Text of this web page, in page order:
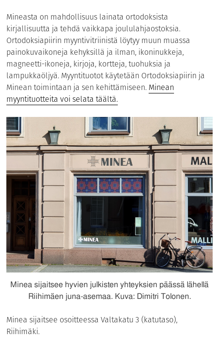
Mineasta on mahdollisuus lainata ortodoksista
kirjallisuutta ja tehdä vaikkapa joululahjaostoksia.
Ortodoksiapiirin myyntivitriinistä löytyy muun muassa
painokuvaikoneja kehyksillä ja ilman, ikoninukkeja,
magneetti-ikoneja, kirjoja, kortteja, tuohuksia ja
lampukkaöljyä. Myyntituotot käytetään Ortodoksiapiirin ja
Minean toimintaan ja sen kehittämiseen. Minean
myyntituotteita voi selata täältä.
Minea sijaitsee hyvien julkisten yhteyksien päässä lähellä
Riihimäen juna-asemaa. Kuva: Dimitri Tolonen.
Minea sijaitsee osoitteessa Valtakatu 3 (katutaso),
Riihimäki.